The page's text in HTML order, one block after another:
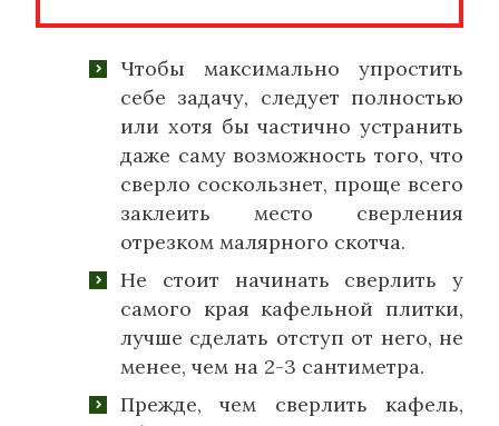
Чтобы максимально упростить
себе задачу, следует полностью
или хотя бы частично устранить
даже саму возможность того, что
сверло соскользнет, проще всего
заклеить место сверления
отрезком малярного скотча.
Не стоит начинать сверлить у
самого края кафельной плитки,
лучше сделать отступ от него, не
менее, чем на 2-3 сантиметра.
Прежде, чем сверлить кафель,